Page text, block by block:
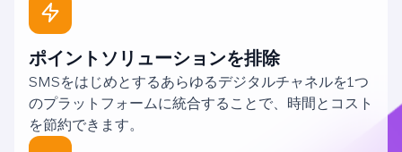
ポイントソリューションを排除
SMSをはじめとするあらゆるデジタルチャネルを1つ
のプラットフォームに統合することで、時間とコスト
を節約できます。